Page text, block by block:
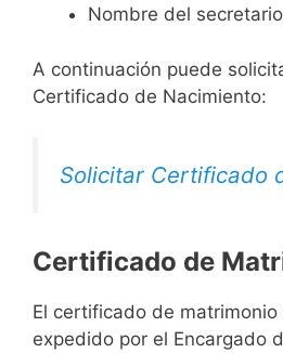
Nombre del
A continuación puede
Certificado de Nacimiento:
Solicitar Certificado
Certificado de
El certificado de
expedido por el Encargado